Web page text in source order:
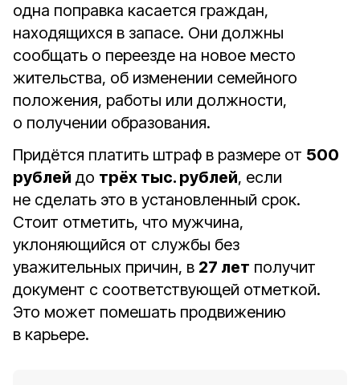
одна поправка касается граждан,
находящихся в запасе. Они должны
сообщать о переезде на новое место
жительства, об изменении семейного
положения, работы или должности,
о получении образования.
Придётся платить штраф в размере от 500
рублей до трёх тыс. рублей, если
не сделать это в установленный срок.
Стоит отметить, что мужчина,
уклоняющийся от службы без
уважительных причин, в 27 лет получит
документ с соответствующей отметкой.
Это может помешать продвижению
в карьере.